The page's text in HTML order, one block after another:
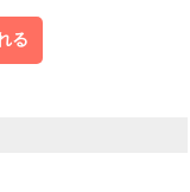
る